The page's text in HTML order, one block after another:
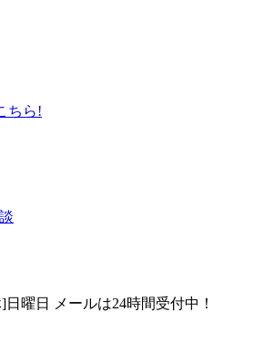
ちら!
日曜日 メールは24時間受付中！